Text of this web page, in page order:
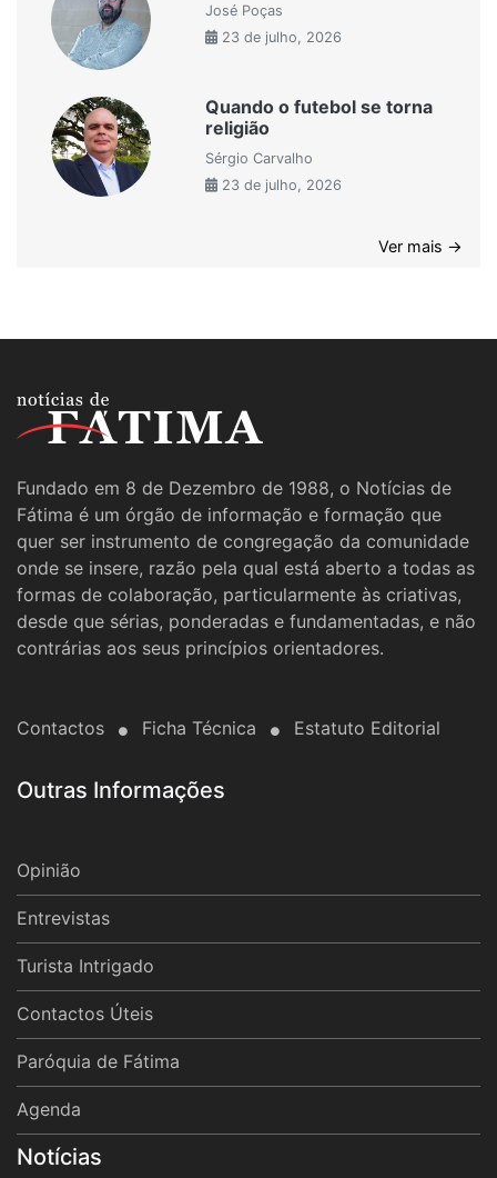
José Poças
23 de julho, 2026
Quando o futebol se torna
religião
Sérgio Carvalho
23 de julho, 2026
Ver mais →
Fundado em 8 de Dezembro de 1988, o Notícias de
Fátima é um órgão de informação e formação que
quer ser instrumento de congregação da comunidade
onde se insere, razão pela qual está aberto a todas as
formas de colaboração, particularmente às criativas,
desde que sérias, ponderadas e fundamentadas, e não
contrárias aos seus princípios orientadores.
Contactos Ficha Técnica Estatuto Editorial
Outras Informações
Opinião
Entrevistas
Turista Intrigado
Contactos Úteis
Paróquia de Fátima
Agenda
Notícias